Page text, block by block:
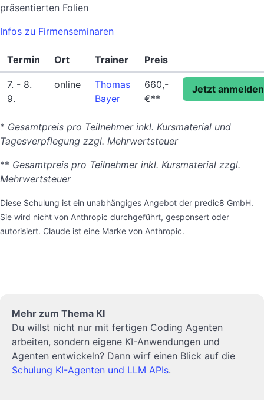
präsentierten Folien
Infos zu Firmenseminaren
Termin Ort Trainer Preis
7. - 8.
9.
online
Thomas
Bayer
660,-
€**
Jetzt anmelden
* Gesamtpreis pro Teilnehmer inkl. Kursmaterial und
Tagesverpflegung zzgl. Mehrwertsteuer
** Gesamtpreis pro Teilnehmer inkl. Kursmaterial zzgl.
Mehrwertsteuer
Diese Schulung ist ein unabhängiges Angebot der predic8 GmbH.
Sie wird nicht von Anthropic durchgeführt, gesponsert oder
autorisiert. Claude ist eine Marke von Anthropic.
Mehr zum Thema KI
Du willst nicht nur mit fertigen Coding Agenten
arbeiten, sondern eigene KI-Anwendungen und
Agenten entwickeln? Dann wirf einen Blick auf die
Schulung KI-Agenten und LLM APIs.